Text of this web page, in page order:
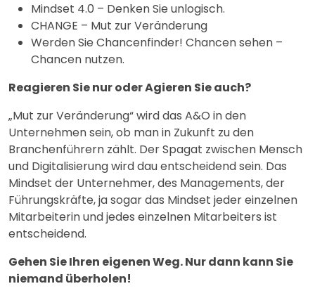
Mindset 4.0 – Denken Sie unlogisch.
CHANGE – Mut zur Veränderung
Werden Sie Chancenfinder! Chancen sehen –
Chancen nutzen.
Reagieren Sie nur oder Agieren Sie auch?
„Mut zur Veränderung“ wird das A&O in den
Unternehmen sein, ob man in Zukunft zu den
Branchenführern zählt. Der Spagat zwischen Mensch
und Digitalisierung wird dau entscheidend sein. Das
Mindset der Unternehmer, des Managements, der
Führungskräfte, ja sogar das Mindset jeder einzelnen
Mitarbeiterin und jedes einzelnen Mitarbeiters ist
entscheidend.
Gehen Sie Ihren eigenen Weg. Nur dann kann Sie
niemand überholen!